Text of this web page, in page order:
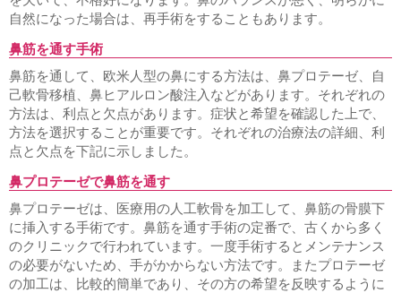
自然になった場合は、再手術をすることもあります。
鼻筋を通す手術
鼻筋を通して、欧米人型の鼻にする方法は、鼻プロテーゼ、自
己軟骨移植、鼻ヒアルロン酸注入などがあります。それぞれの
方法は、利点と欠点があります。症状と希望を確認した上で、
方法を選択することが重要です。それぞれの治療法の詳細、利
点と欠点を下記に示しました。
鼻プロテーゼで鼻筋を通す
鼻プロテーゼは、医療用の人工軟骨を加工して、鼻筋の骨膜下
に挿入する手術です。鼻筋を通す手術の定番で、古くから多く
のクリニックで行われています。一度手術するとメンテナンス
の必要がないため、手がかからない方法です。またプロテーゼ
の加工は、比較的簡単であり、その方の希望を反映するように